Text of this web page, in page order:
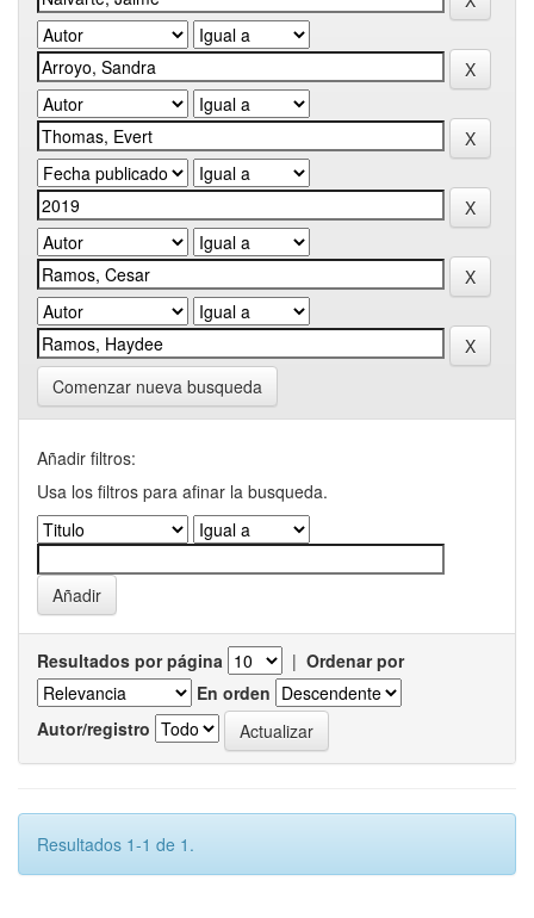
Comenzar nueva busqueda
Añadir filtros:
Usa los filtros para afinar la busqueda.
Resultados por página | Ordenar por
En orden
Autor/registro
Resultados 1-1 de 1.